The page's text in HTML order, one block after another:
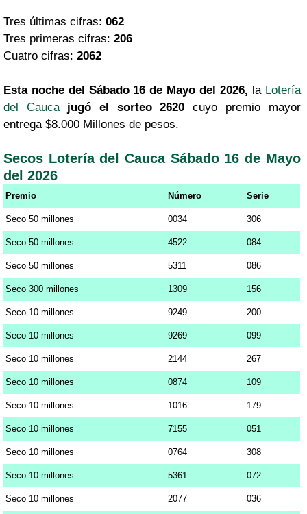
Tres últimas cifras: 062
Tres primeras cifras: 206
Cuatro cifras: 2062
Esta noche del Sábado 16 de Mayo del 2026, la Lotería
del Cauca
jugó el sorteo 2620 cuyo premio mayor
entrega $8.000 Millones de pesos.
Secos Lotería del Cauca Sábado 16 de Mayo
del 2026
Premio Número Serie
Seco 50 millones 0034 306
Seco 50 millones 4522 084
Seco 50 millones 5311 086
Seco 300 millones 1309 156
Seco 10 millones 9249 200
Seco 10 millones 9269 099
Seco 10 millones 2144 267
Seco 10 millones 0874 109
Seco 10 millones 1016 179
Seco 10 millones 7155 051
Seco 10 millones 0764 308
Seco 10 millones 5361 072
Seco 10 millones 2077 036